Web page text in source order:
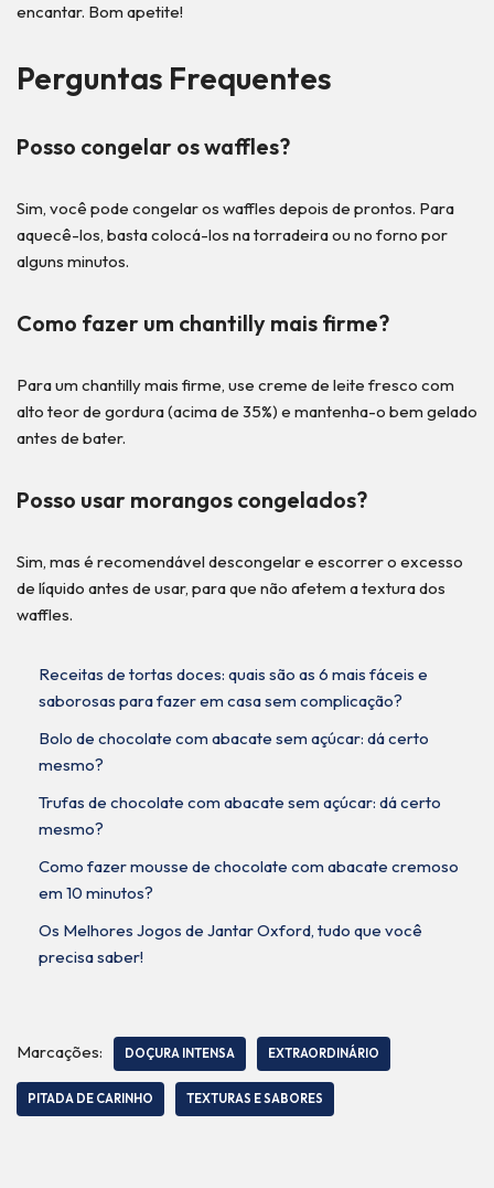
encantar. Bom apetite!
Perguntas Frequentes
Posso congelar os waffles?
Sim, você pode congelar os waffles depois de prontos. Para
aquecê-los, basta colocá-los na torradeira ou no forno por
alguns minutos.
Como fazer um chantilly mais firme?
Para um chantilly mais firme, use creme de leite fresco com
alto teor de gordura (acima de 35%) e mantenha-o bem gelado
antes de bater.
Posso usar morangos congelados?
Sim, mas é recomendável descongelar e escorrer o excesso
de líquido antes de usar, para que não afetem a textura dos
waffles.
Receitas de tortas doces: quais são as 6 mais fáceis e
saborosas para fazer em casa sem complicação?
Bolo de chocolate com abacate sem açúcar: dá certo
mesmo?
Trufas de chocolate com abacate sem açúcar: dá certo
mesmo?
Como fazer mousse de chocolate com abacate cremoso
em 10 minutos?
Os Melhores Jogos de Jantar Oxford, tudo que você
precisa saber!
Marcações: DOÇURA INTENSA EXTRAORDINÁRIO
PITADA DE CARINHO TEXTURAS E SABORES